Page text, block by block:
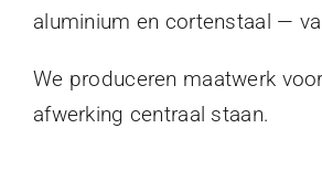
aluminium en cortenstaal —
We produceren maatwerk
afwerking centraal staan.